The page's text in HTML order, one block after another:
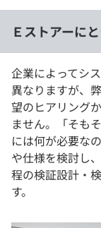
プラン
個人向けプラン
法人向けプラン
学校向けプラン
契約内容・クーポン
Ｅストアーに
企業によってシ
異なりますが、
望のヒアリング
ません。「そも
には何が必要な
や仕様を検討し
程の検証設計・
す。